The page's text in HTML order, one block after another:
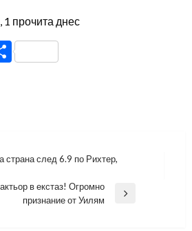
1 прочита днес
Share
страна след 6.9 по Рихтер,
в екстаз! Огромно
признание от Уилям